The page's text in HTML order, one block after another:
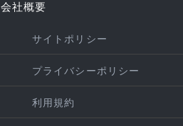
会社概要
サイトポリシー
プライバシーポリシー
利用規約